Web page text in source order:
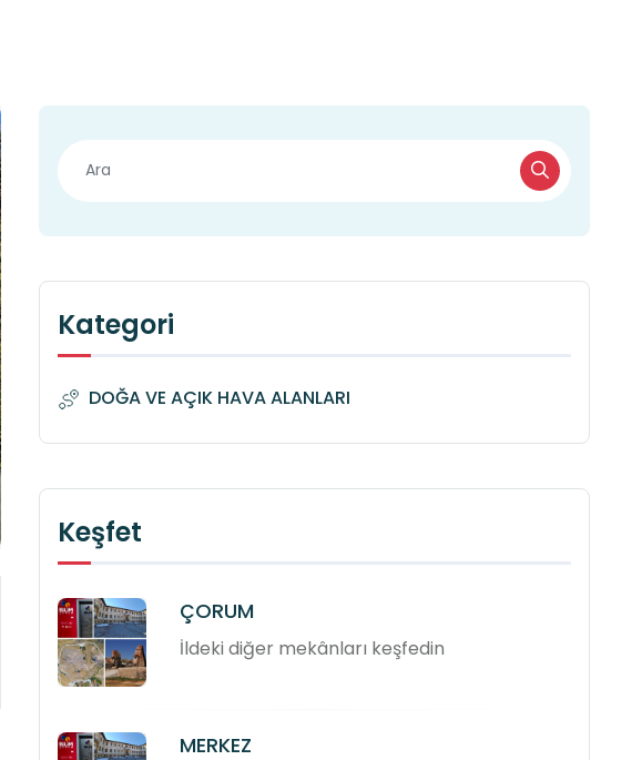
Kategori
DOĞA VE AÇIK HAVA ALANLARI
Keşfet
ÇORUM
İldeki diğer mekânları keşfedin
MERKEZ